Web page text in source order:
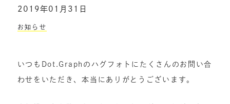
2019年01月31日
お知らせ
いつもDot.Graphのハグフォトにたくさんのお問い合
わせをいただき、本当にありがとうございます。